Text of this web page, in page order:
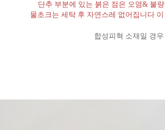
단추 부분에 있는 붉은 점은 오염& 불
물초크는 세탁 후 자연스레 없어집니다
합성피혁 소재일 경우